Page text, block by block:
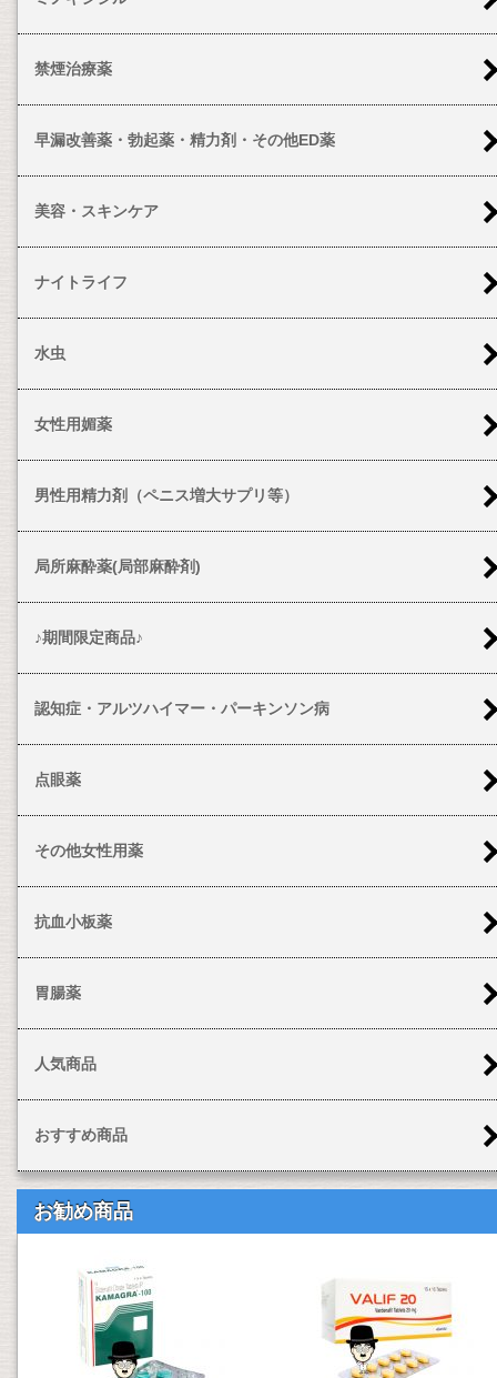
禁煙治療薬
早漏改善薬・勃起薬・精力剤・その他ED薬
美容・スキンケア
ナイトライフ
水虫
女性用媚薬
男性用精力剤（ペニス増大サプリ等）
局所麻酔薬(局部麻酔剤)
♪期間限定商品♪
認知症・アルツハイマー・パーキンソン病
点眼薬
その他女性用薬
抗血小板薬
胃腸薬
人気商品
おすすめ商品
お勧め商品